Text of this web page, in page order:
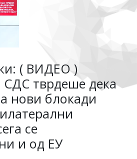
( ВИДЕО )
СДС тврдеше дека
нови блокади
се
и од ЕУ